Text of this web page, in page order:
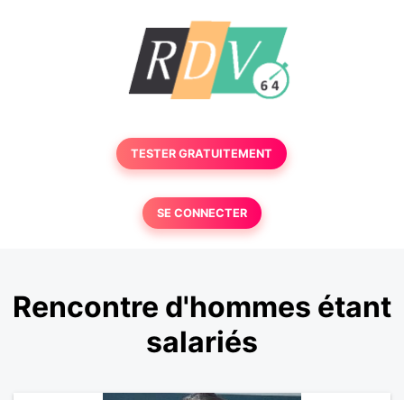
TESTER GRATUITEMENT
SE CONNECTER
Rencontre d'hommes étant
salariés